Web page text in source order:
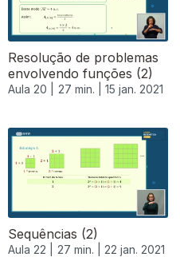
Resolução de problemas
envolvendo funções (2)
Aula 20 | 27 min. | 15 jan. 2021
Sequências (2)
Aula 22 | 27 min. | 22 jan. 2021